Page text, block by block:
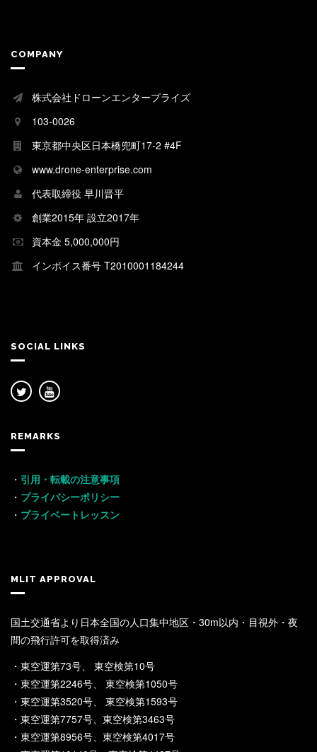
COMPANY
株式会社ドローンエンタープライズ
103-0026
東京都中央区日本橋兜町17-2 #4F
www.drone-enterprise.com
代表取締役 早川晋平
創業2015年 設立2017年
資本金 5,000,000円
インボイス番号 T2010001184244
SOCIAL LINKS
REMARKS
・ 引用・転載の注意事項
・ プライバシーポリシー
・ プライベートレッスン
MLIT APPROVAL
国土交通省より日本全国の人口集中地区・30m以内・目視外・夜
間の飛行許可を取得済み
・東空運第73号、 東空検第10号
・東空運第2246号、 東空検第1050号
・東空運第3520号、 東空検第1593号
・東空運第7757号、東空検第3463号
・東空運第8956号、東空検第4017号